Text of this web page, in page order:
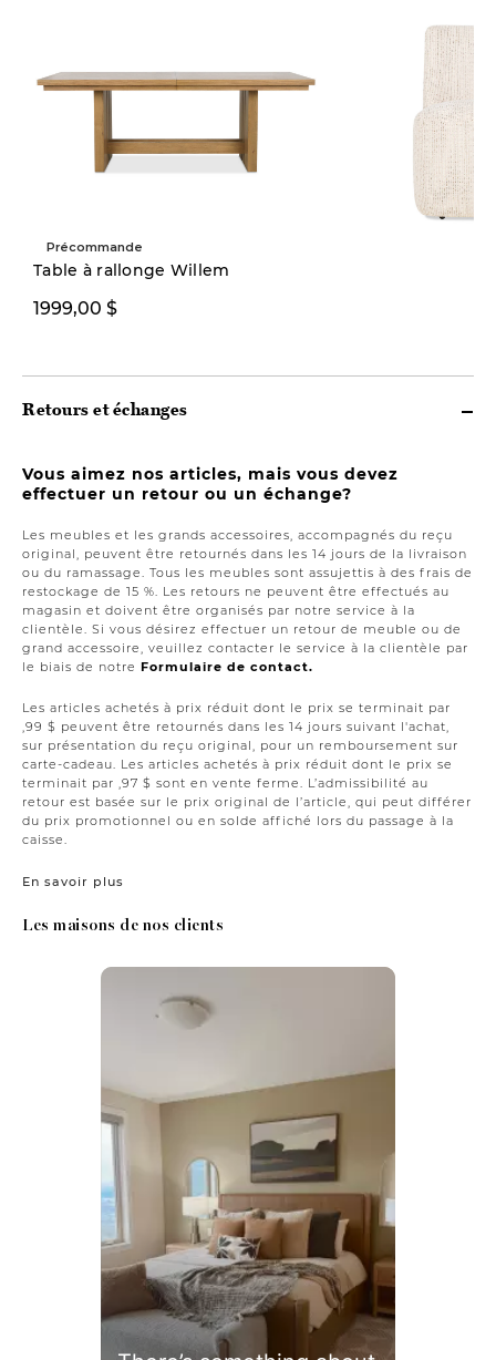
Précommande
Table à rallonge Willem
1999,00 $
Retours et échanges
Vous aimez nos articles, mais vous devez
effectuer un retour ou un échange?
Les meubles et les grands accessoires, accompagnés du reçu
original, peuvent être retournés dans les 14 jours de la livraison
ou du ramassage. Tous les meubles sont assujettis à des frais de
restockage de 15 %. Les retours ne peuvent être effectués au
magasin et doivent être organisés par notre service à la
clientèle. Si vous désirez effectuer un retour de meuble ou de
grand accessoire, veuillez contacter le service à la clientèle par
le biais de notre Formulaire de contact.
Les articles achetés à prix réduit dont le prix se terminait par
,99 $ peuvent être retournés dans les 14 jours suivant l'achat,
sur présentation du reçu original, pour un remboursement sur
carte-cadeau. Les articles achetés à prix réduit dont le prix se
terminait par ,97 $ sont en vente ferme. L’admissibilité au
retour est basée sur le prix original de l’article, qui peut différer
du prix promotionnel ou en solde affiché lors du passage à la
caisse.
En savoir plus
Les maisons de nos clients
Media Carousel
Carousel with product photos. Use the previous and